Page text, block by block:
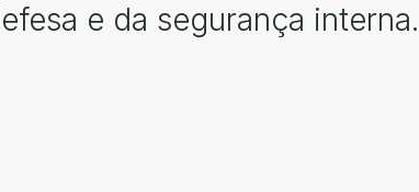
e da segurança interna.